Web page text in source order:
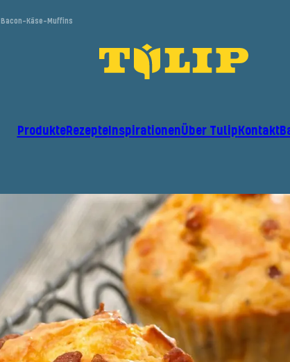
Bacon-Käse-Muffins
ProdukteRezepteInspirationenÜber TulipKontakt